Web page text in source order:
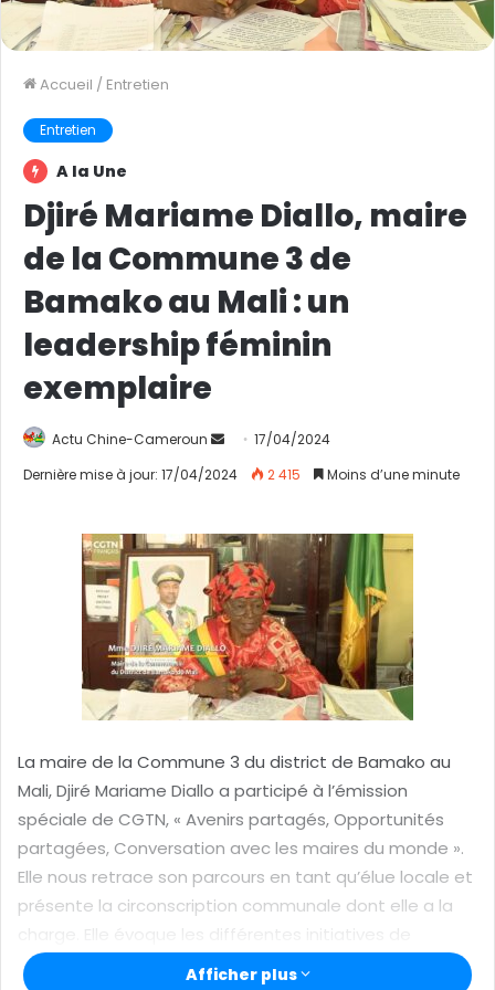
Accueil / Entretien
Entretien
A la Une
Djiré Mariame Diallo, maire
de la Commune 3 de
Bamako au Mali : un
leadership féminin
exemplaire
Actu Chine-Cameroun
n
y
e
r
u
n
c
o
r
17/04/2024
Dernière mise à jour: 17/04/2024
2 415 Moins d’une minute
La maire de la Commune 3 du district de Bamako au
Mali, Djiré Mariame Diallo a participé à l’émission
spéciale de CGTN, « Avenirs partagés, Opportunités
partagées, Conversation avec les maires du monde ».
Elle nous retrace son parcours en tant qu’élue locale et
présente la circonscription communale dont elle a la
charge. Elle évoque les différentes initiatives de
développement socio-économique qu’elle y a
Afficher plus